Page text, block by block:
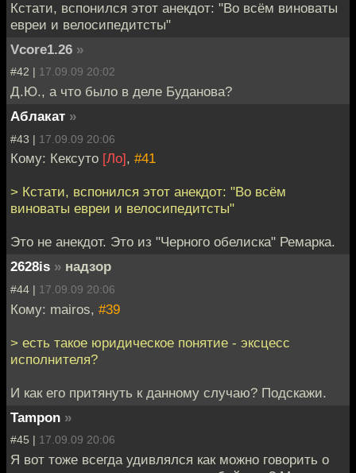
Кстати, вспонился этот анекдот: "Во всём виноваты
евреи и велосипедитсты"
Vcore1.26 »
#42 | 17.09.09 20:02
Д.Ю., а что было в деле Буданова?
Аблакат »
#43 | 17.09.09 20:06
Кому: Кексуто [Ло], #41
> Кстати, вспонился этот анекдот: "Во всём
виноваты евреи и велосипедитсты"
Это не анекдот. Это из "Черного обелиска" Ремарка.
2628is » надзор
#44 | 17.09.09 20:06
Кому: mairos, #39
> есть такое юридическое понятие - эксцесс
исполнителя?
И как его притянуть к данному случаю? Подскажи.
Tampon »
#45 | 17.09.09 20:06
Я вот тоже всегда удивлялся как можно говорить о